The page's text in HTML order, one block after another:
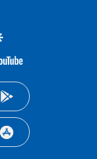
google
youtube-